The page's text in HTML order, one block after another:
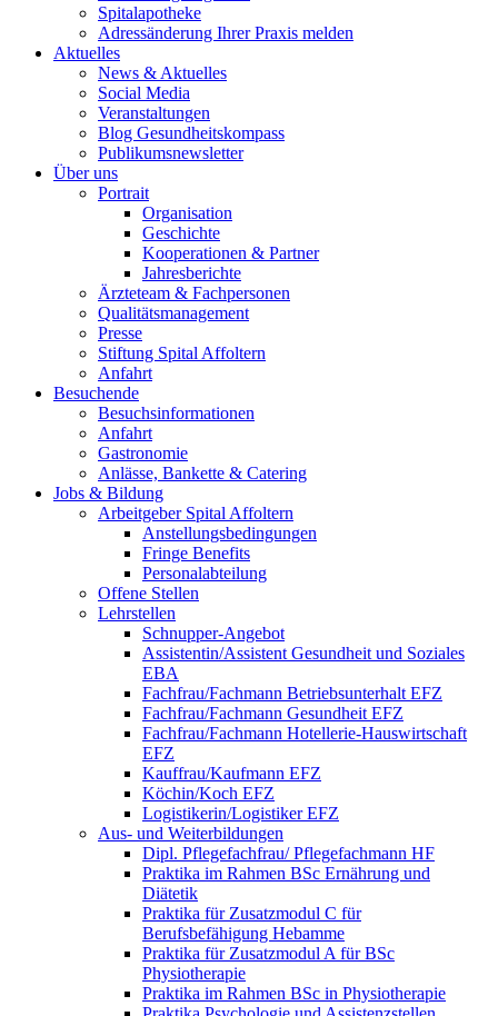
Spitalapotheke
Adressänderung Ihrer Praxis melden
Aktuelles
News & Aktuelles
Social Media
Veranstaltungen
Blog Gesundheitskompass
Publikumsnewsletter
Über uns
Portrait
Organisation
Geschichte
Kooperationen & Partner
Jahresberichte
Ärzteteam & Fachpersonen
Qualitätsmanagement
Presse
Stiftung Spital Affoltern
Anfahrt
Besuchende
Besuchsinformationen
Anfahrt
Gastronomie
Anlässe, Bankette & Catering
Jobs & Bildung
Arbeitgeber Spital Affoltern
Anstellungsbedingungen
Fringe Benefits
Personalabteilung
Offene Stellen
Lehrstellen
Schnupper-Angebot
Assistentin/Assistent Gesundheit und Soziales
EBA
Fachfrau/Fachmann Betriebsunterhalt EFZ
Fachfrau/Fachmann Gesundheit EFZ
Fachfrau/Fachmann Hotellerie-Hauswirtschaft
EFZ
Kauffrau/Kaufmann EFZ
Köchin/Koch EFZ
Logistikerin/Logistiker EFZ
Aus- und Weiterbildungen
Dipl. Pflegefachfrau/ Pflegefachmann HF
Praktika im Rahmen BSc Ernährung und
Diätetik
Praktika für Zusatzmodul C für
Berufsbefähigung Hebamme
Praktika für Zusatzmodul A für BSc
Physiotherapie
Praktika im Rahmen BSc in Physiotherapie